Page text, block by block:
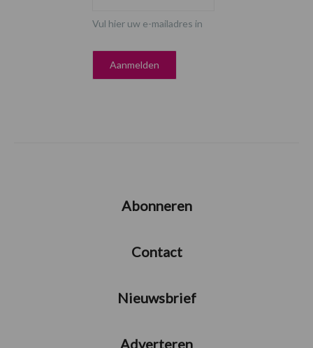
Vul hier uw e-mailadres in
Abonneren
Contact
Nieuwsbrief
Adverteren